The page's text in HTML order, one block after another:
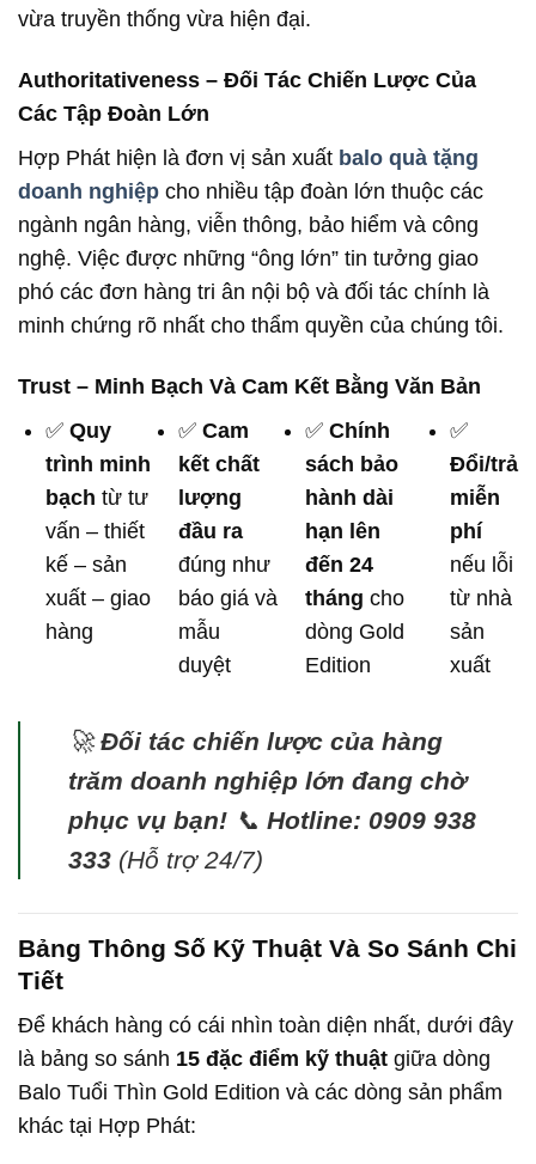
vừa truyền thống vừa hiện đại.
Authoritativeness – Đối Tác Chiến Lược Của
Các Tập Đoàn Lớn
Hợp Phát hiện là đơn vị sản xuất balo quà tặng
doanh nghiệp cho nhiều tập đoàn lớn thuộc các
ngành ngân hàng, viễn thông, bảo hiểm và công
nghệ. Việc được những “ông lớn” tin tưởng giao
phó các đơn hàng tri ân nội bộ và đối tác chính là
minh chứng rõ nhất cho thẩm quyền của chúng tôi.
Trust – Minh Bạch Và Cam Kết Bằng Văn Bản
✅ Quy
trình minh
bạch từ tư
vấn – thiết
kế – sản
xuất – giao
hàng
✅ Cam
kết chất
lượng
đầu ra
đúng như
báo giá và
mẫu
duyệt
✅ Chính
sách bảo
hành dài
hạn lên
đến 24
tháng cho
dòng Gold
Edition
✅
Đổi/trả
miễn
phí
nếu lỗi
từ nhà
sản
xuất
🚀Đối tác chiến lược của hàng
trăm doanh nghiệp lớn đang chờ
phục vụ bạn!📞 Hotline: 0909 938
333(Hỗ trợ 24/7)
Bảng Thông Số Kỹ Thuật Và So Sánh Chi
Tiết
Để khách hàng có cái nhìn toàn diện nhất, dưới đây
là bảng so sánh 15 đặc điểm kỹ thuật giữa dòng
Balo Tuổi Thìn Gold Edition và các dòng sản phẩm
khác tại Hợp Phát: